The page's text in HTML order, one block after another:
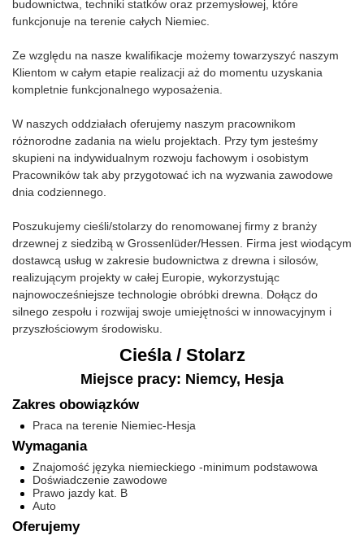
budownictwa, techniki statków oraz przemysłowej, które
funkcjonuje na terenie całych Niemiec.
Ze względu na nasze kwalifikacje możemy towarzyszyć naszym
Klientom w całym etapie realizacji aż do momentu uzyskania
kompletnie funkcjonalnego wyposażenia.
W naszych oddziałach oferujemy naszym pracownikom
różnorodne zadania na wielu projektach. Przy tym jesteśmy
skupieni na indywidualnym rozwoju fachowym i osobistym
Pracowników tak aby przygotować ich na wyzwania zawodowe
dnia codziennego.
Poszukujemy cieśli/stolarzy do renomowanej firmy z branży
drzewnej z siedzibą w Grossenlüder/Hessen. Firma jest wiodącym
dostawcą usług w zakresie budownictwa z drewna i silosów,
realizującym projekty w całej Europie, wykorzystując
najnowocześniejsze technologie obróbki drewna. Dołącz do
silnego zespołu i rozwijaj swoje umiejętności w innowacyjnym i
przyszłościowym środowisku.
Cieśla / Stolarz
Miejsce pracy: Niemcy, Hesja
Zakres obowiązków
Praca na terenie Niemiec-Hesja
Wymagania
Znajomość języka niemieckiego -minimum podstawowa
Doświadczenie zawodowe
Prawo jazdy kat. B
Auto
Oferujemy